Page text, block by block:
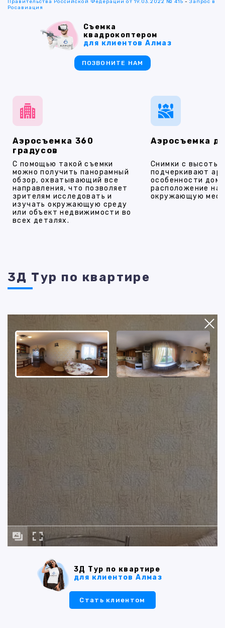
Аэросъемка 360
градусов
С помощью такой съемки
можно получить панорамный
обзор, охватывающий все
направления, что позволяет
зрителям исследовать и
изучать окружающую среду
или объект недвижимости во
всех деталях.
Аэросъемка
Снимки с высоты
подчеркивают
особенности
расположение на
окружающую
Правительства Российской Федерации от 19.03.2022 № 415 -Запрос в
Росавиация
Съемка
квадрокоптером
для клиентов Алмаз
ПОЗВОНИТЕ НАМ
3Д Тур по квартире
3Д Тур по квартире
для клиентов Алмаз
Стать клиентом